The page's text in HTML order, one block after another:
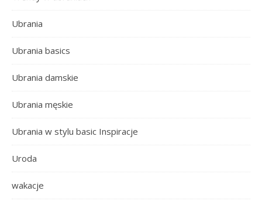
Ubrania
Ubrania basics
Ubrania damskie
Ubrania męskie
Ubrania w stylu basic Inspiracje
Uroda
wakacje